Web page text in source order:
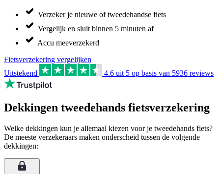
Verzeker je nieuwe of tweedehandse fiets
Vergelijk en sluit binnen 5 minuten af
Accu meeverzekerd
Fietsverzekering vergelijken
Uitstekend
4.6 uit 5 op basis van 5936 reviews
Dekkingen tweedehands fietsverzekering
Welke dekkingen kun je allemaal kiezen voor je tweedehands fiets?
De meeste verzekeraars maken onderscheid tussen de volgende
dekkingen: